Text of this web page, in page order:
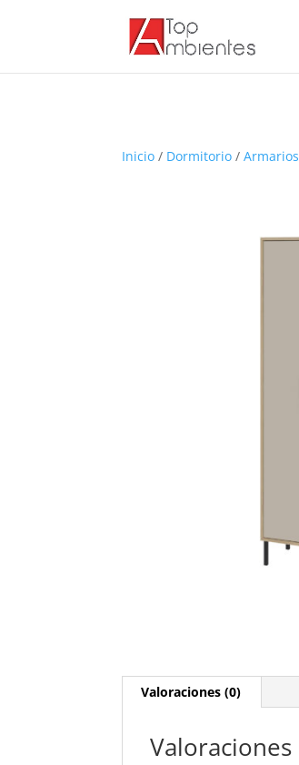
Inicio / Dormitorio /Armarios
Valoraciones (0)
Valoraciones